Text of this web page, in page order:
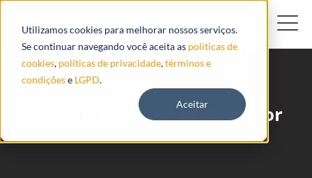
Utilizamos cookies para melhorar nossos serviços.
Se continuar navegando você aceita as políticas de
cookies, políticas de privacidade,términos e
condiçõese LGPD.
Aceitar
Compact Security Cellocator